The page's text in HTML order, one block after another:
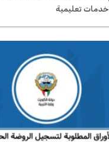
خدمات تعليمية